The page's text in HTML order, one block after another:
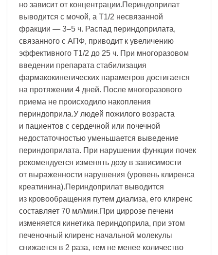
но зависит от концентрации.Периндоприлат
выводится с мочой, а T1/2 несвязанной
фракции — 3–5 ч. Распад периндоприлата,
связанного с АПФ, приводит к увеличению
эффективного T1/2 до 25 ч. При многоразовом
введении препарата стабилизация
фармакокинетических параметров достигается
на протяжении 4 дней. После многоразового
приема не происходило накопления
периндоприла.У людей пожилого возраста
и пациентов с сердечной или почечной
недостаточностью уменьшается выведение
периндоприлата. При нарушении функции почек
рекомендуется изменять дозу в зависимости
от выраженности нарушения (уровень клиренса
креатинина).Периндоприлат выводится
из кровообращения путем диализа, его клиренс
составляет 70 мл/мин.При циррозе печени
изменяется кинетика периндоприла, при этом
печеночный клиренс начальной молекулы
снижается в 2 раза, тем не менее количество